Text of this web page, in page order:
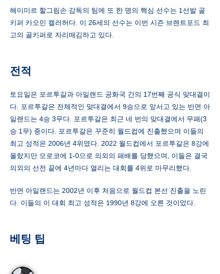
헤이미르 할그림손 감독의 팀에 또 한 명의 핵심 선수는 1선발 골
키퍼 카오민 켈러허다. 이 26세의 선수는 이번 시즌 브렌트포드 최
고의 골키퍼로 자리매김하고 있다.
전적
토요일은 포르투갈과 아일랜드 공화국 간의 17번째 공식 맞대결이
다. 포르투갈은 전체적인 맞대결에서 9승으로 앞서고 있는 반면 아
일랜드는 4승 3무다. 포르투갈은 최근 네 번의 맞대결에서 무패(3
승 1무) 중이다. 포르투갈은 꾸준히 월드컵에 진출했으며 이들의
최고 성적은 2006년 4위였다. 2022 월드컵에서 포르투갈은 8강에
올랐지만 모로코에 1-0으로 의외의 패배를 당했으며, 이들은 결국
의외의 선전 끝에 4년마다 열리는 대회를 4위로 마무리했다.
반면 아일랜드는 2002년 이후 처음으로 월드컵 본선 진출을 노린
다. 이들의 이 대회 최고 성적은 1990년 8강에 오른 것이었다.
베팅 팁